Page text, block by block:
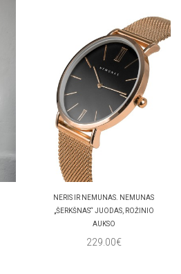
NERIS IR NEMUNAS. NEMUNAS
„ŠERKŠNAS“ JUODAS, ROŽINIO
AUKSO
229.00€